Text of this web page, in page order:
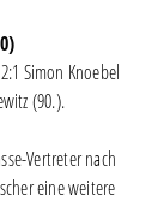
Simon Knoebel
(90.).
Vertreter nach
eine weitere